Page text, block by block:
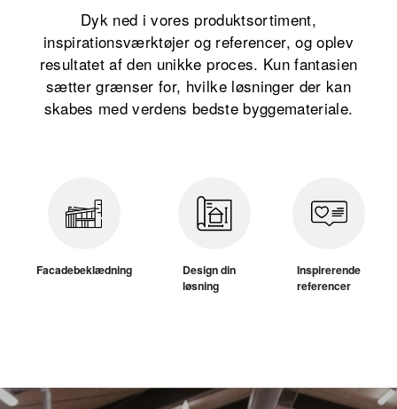
Dyk ned i vores produktsortiment,
inspirationsværktøjer og referencer, og oplev
resultatet af den unikke proces. Kun fantasien
sætter grænser for, hvilke løsninger der kan
skabes med verdens bedste byggemateriale.
Facadebeklædning
Design din
løsning
Inspirerende
referencer